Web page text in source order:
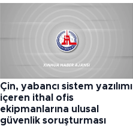
Çin, yabancı sistem yazılımı
içeren ithal ofis
ekipmanlarına ulusal
güvenlik soruşturması